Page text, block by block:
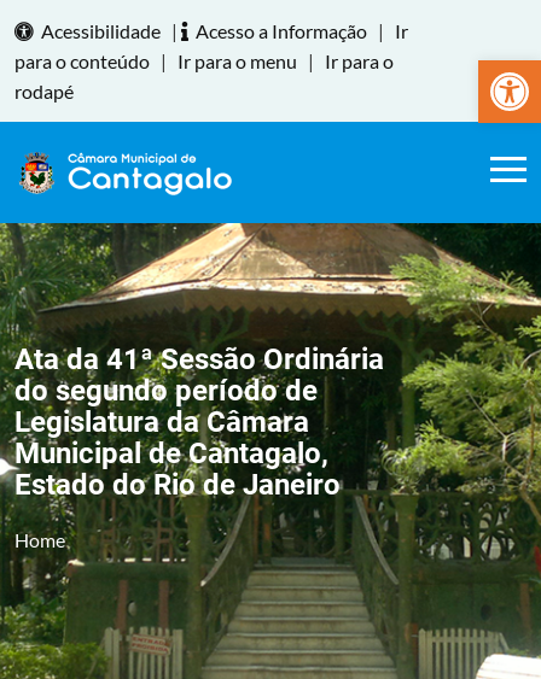
Abrir
Acessibilidade | Acesso a Informação |
Ir
para o conteúdo | Ir para o menu |
Ir para o
rodapé
Ata da 41ª Sessão Ordinária
do segundo período de
Legislatura da Câmara
Municipal de Cantagalo,
Estado do Rio de Janeiro
Home